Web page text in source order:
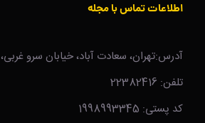
اطلاعات تماس با مجله
آدرس:تهران، سعادت آباد، خیابان سرو غربی،
تلفن: 22382416
کد پستی: 1998993345